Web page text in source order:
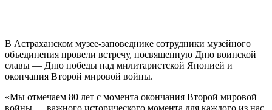
В Астраханском музее-заповеднике сотрудники музейного
объединения провели встречу, посвященную Дню воинской
славы — Дню победы над милитаристской Японией и
окончания Второй мировой войны.
«Мы отмечаем 80 лет с момента окончания Второй мировой
войны — важного исторического момента для каждого из нас.